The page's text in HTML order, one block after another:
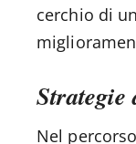
cerchio di
Strategie
Nel